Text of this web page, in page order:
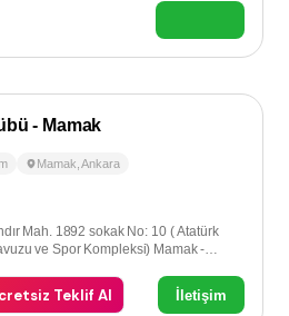
- Mamak
Mamak ,Ankara
Mah. 1892 sokak No: 10 ( Atatürk
ve Spor Kompleksi) Mamak -
Teklif Al İletişim